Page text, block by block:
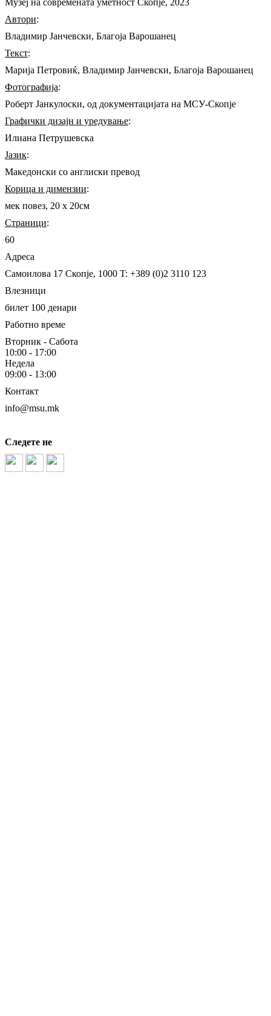
Музеј на современата уметност Скопје, 2023
Автори:
Владимир Јанчевски, Благоја Варошанец
Текст:
Марија Петровиќ, Владимир Јанчевски, Благоја Варошанец
Фотографија:
Роберт Јанкулоски, од документацијата на МСУ-Скопје
Графички дизајн и уредување:
Илиана Петрушевска
Јазик:
Македонски со англиски превод
Корица и димензии:
мек повез, 20 х 20см
Страници:
60
Адреса
Самоилова 17 Скопје, 1000 T: +389 (0)2 3110 123
Влезници
билет 100 денари
Работно време
Вторник - Сабота
10:00 - 17:00
Недела
09:00 - 13:00
Контакт
info@msu.mk
Следете не